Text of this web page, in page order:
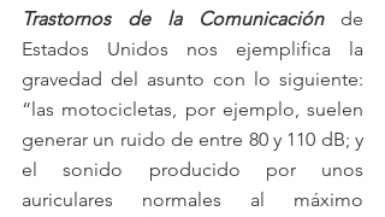
Trastornos de la Comunicación de
Estados Unidos nos ejemplifica la
gravedad del asunto con lo siguiente:
“las motocicletas, por ejemplo, suelen
generar un ruido de entre 80 y 110 dB; y
el sonido producido por unos
auriculares normales al máximo